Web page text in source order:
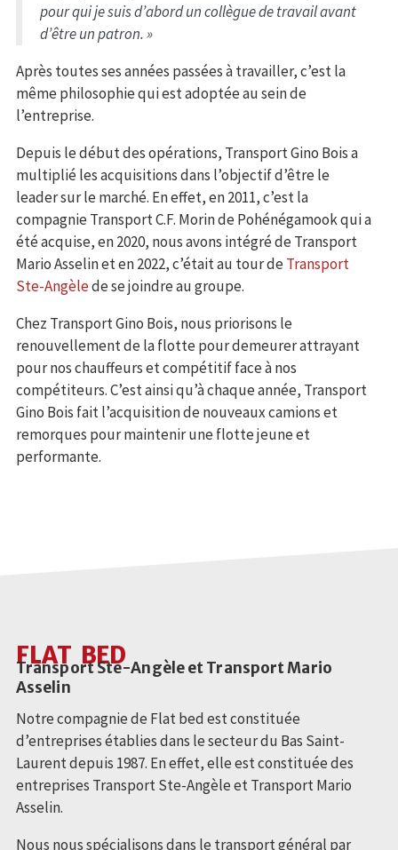
pour qui je suis d’abord un collègue de travail avant
d’être un patron. »
Après toutes ses années passées à travailler, c’est la
même philosophie qui est adoptée au sein de
l’entreprise.
Depuis le début des opérations, Transport Gino Bois a
multiplié les acquisitions dans l’objectif d’être le
leader sur le marché. En effet, en 2011, c’est la
compagnie Transport C.F. Morin de Pohénégamook qui a
été acquise, en 2020, nous avons intégré de Transport
Mario Asselin et en 2022, c’était au tour deTransport
Ste-Angèlede se joindre au groupe.
Chez Transport Gino Bois, nous priorisons le
renouvellement de la flotte pour demeurer attrayant
pour nos chauffeurs et compétitif face à nos
compétiteurs. C’est ainsi qu’à chaque année, Transport
Gino Bois fait l’acquisition de nouveaux camions et
remorques pour maintenir une flotte jeune et
performante.
FLAT BED
Transport Ste-Angèle et Transport Mario
Asselin
Notre compagnie de Flat bed est constituée
d’entreprises établies dans le secteur du Bas Saint-
Laurent depuis 1987. En effet, elle est constituée des
entreprises Transport Ste-Angèle et Transport Mario
Asselin.
Nous nous spécialisons dans le transport général par